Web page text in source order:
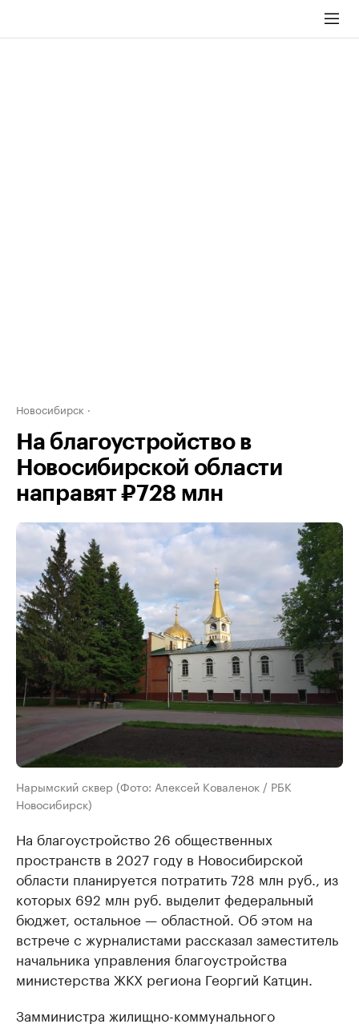
Новосибирск
На благоустройство в
Новосибирской области
направят ₽728 млн
Нарымский сквер (Фото: Алексей Коваленок / РБК
Новосибирск)
На благоустройство 26 общественных
пространств в 2027 году в Новосибирской
области планируется потратить 728 млн руб., из
которых 692 млн руб. выделит федеральный
бюджет, остальное — областной. Об этом на
встрече с журналистами рассказал заместитель
начальника управления благоустройства
министерства ЖКХ региона Георгий Катцин.
Замминистра жилищно-коммунального